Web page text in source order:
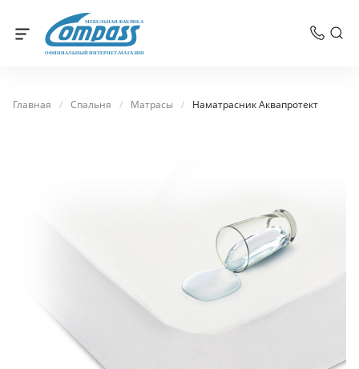
МЕБЕЛЬНАЯ ФАБРИКА
ОФИЦИАЛЬНЫЙ ИНТЕРНЕТ-МАГАЗИН
Главная / Спальня / Матрасы / Наматрасник Аквапротект